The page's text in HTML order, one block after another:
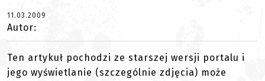
11.03.2009
Autor:
Ten artykuł pochodzi ze starszej wersji portalu i
jego wyświetlanie (szczególnie zdjęcia) może